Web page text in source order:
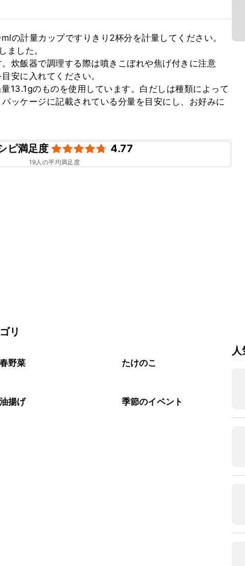
の計量カップですりきり2杯分を計量してください。
ました。
炊飯器で調理する際は噴きこぼれや焦げ付きに注意
安に入れてください。
13.1gのものを使用しています。白だしは種類によって
ッケージに記載されている分量を目安にし、お好みに
ピ満足度
4.77
19人の平均満足度
リ
春野菜 たけのこ
油揚げ 季節のイベント